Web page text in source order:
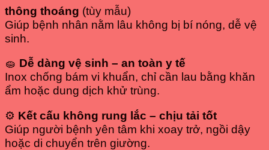
thông thoáng (tùy mẫu)
Giúp bệnh nhân nằm lâu không bị bí nóng, dễ vệ
sinh.
🧽 Dễ dàng vệ sinh – an toàn y tế
Inox chống bám vi khuẩn, chỉ cần lau bằng khăn
ẩm hoặc dung dịch khử trùng.
⚙ Kết cấu không rung lắc – chịu tải tốt
Giúp người bệnh yên tâm khi xoay trở, ngồi dậy
hoặc di chuyển trên giường.